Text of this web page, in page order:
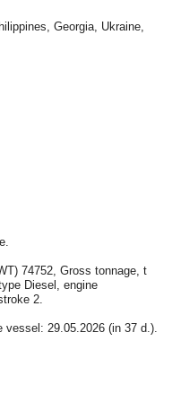
Georgia, Ukraine,
74752, Gross tonnage, t
Diesel, engine
2.
vessel: 29.05.2026 (in 37 d.).